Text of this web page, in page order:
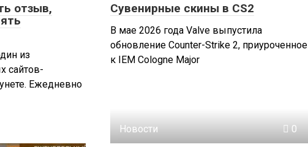
отзыв,
из
сайтов-
Ежедневно
Сувенирные скины в CS2
В мае 2026 года Valve выпустила
обновление Counter-Strike 2, приуроченное
к IEM Cologne Major
Новости 0